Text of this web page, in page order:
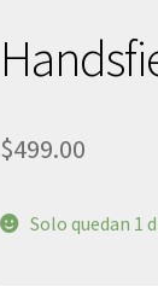
$499.00
Solo quedan 1